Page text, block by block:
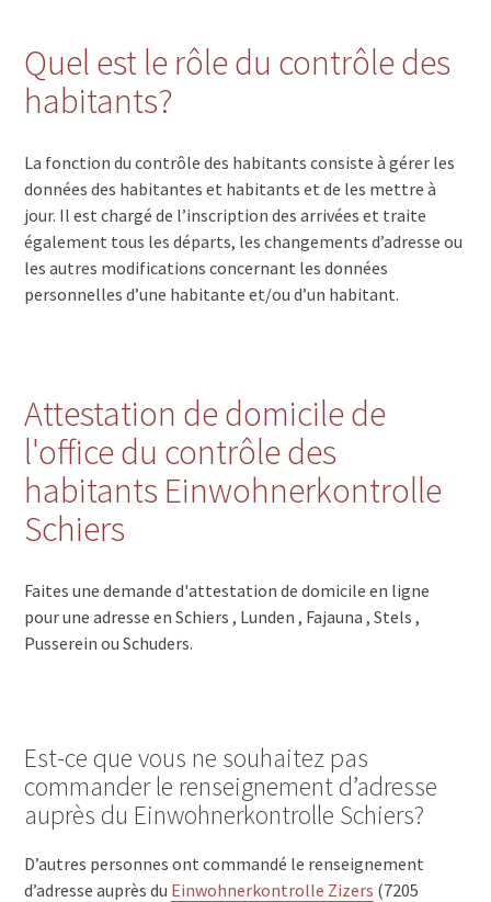
Quel est le rôle du contrôle des
habitants?
La fonction du contrôle des habitants consiste à gérer les
données des habitantes et habitants et de les mettre à
jour. Il est chargé de l’inscription des arrivées et traite
également tous les départs, les changements d’adresse ou
les autres modifications concernant les données
personnelles d’une habitante et/ou d’un habitant.
Attestation de domicile de
l'office du contrôle des
habitants Einwohnerkontrolle
Schiers
Faites une demande d'attestation de domicile en ligne
pour une adresse en Schiers , Lunden , Fajauna , Stels ,
Pusserein ou Schuders.
Est-ce que vous ne souhaitez pas
commander le renseignement d’adresse
auprès du Einwohnerkontrolle Schiers?
D’autres personnes ont commandé le renseignement
d’adresse auprès du Einwohnerkontrolle Zizers (7205